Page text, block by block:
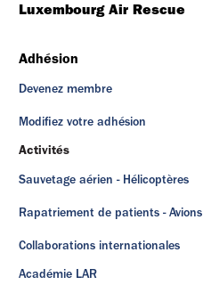
Luxembourg Air Rescue
Adhésion
Devenez membre
Modifiez votre adhésion
Activités
Sauvetage aérien - Hélicoptères
Rapatriement de patients - Avions
Collaborations internationales
Académie LAR